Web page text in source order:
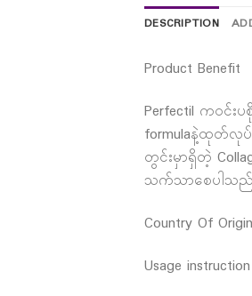
DESCRIPTION
Product Benefit
Perfectil ကဝင်း
formulaနဲ့ထုတ်လု
တွင်းမှာရှိတဲ့
သက်သာစေပါသည်
Country Of Origin
Usage instruction